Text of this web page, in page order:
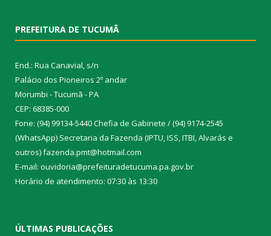
PREFEITURA DE TUCUMÃ
End.: Rua Canavial, s/n
Palácio dos Pioneiros 2º andar
Morumbi - Tucumã - PA
CEP: 68385-000
Fone: (94) 99134-5440 Chefia de Gabinete / (94) 9174-2545
(WhatsApp) Secretaria da Fazenda (IPTU, ISS, ITBI, Alvarás e
outros) fazenda.pmt@hotmail.com
E-mail: ouvidoria@prefeituradetucuma.pa.gov.br
Horário de atendimento: 07:30 às 13:30
ÚLTIMAS PUBLICAÇÕES